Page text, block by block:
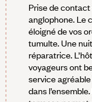
Prise de
anglophone. Le
éloigné de vos
tumulte. Une
réparatrice.
voyageurs ont
service
dans